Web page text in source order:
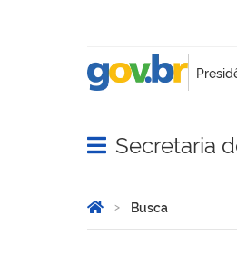
Abrir menu
Secretaria
Você está aqui:
Página Inicial
Busca